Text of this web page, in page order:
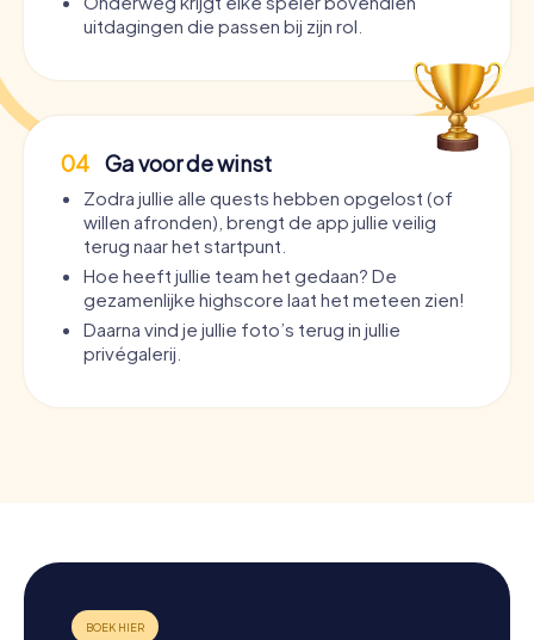
uitdagingen die passen bij zijn rol.
04 Ga voor de winst
Zodra jullie alle quests hebben opgelost (of
willen afronden), brengt de app jullie veilig
terug naar het startpunt.
Hoe heeft jullie team het gedaan? De
gezamenlijke highscore laat het meteen zien!
Daarna vind je jullie foto’s terug in jullie
privégalerij.